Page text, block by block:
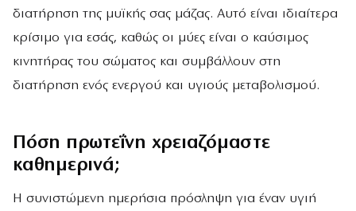
διατήρηση της μυϊκής σας μάζας. Αυτό είναι ιδιαίτερα
κρίσιμο για εσάς, καθώς οι μύες είναι ο καύσιμος
κινητήρας του σώματος και συμβάλλουν στη
διατήρηση ενός ενεργού και υγιούς μεταβολισμού.
Πόση πρωτεΐνη χρειαζόμαστε
καθημερινά;
Η συνιστώμενη ημερήσια πρόσληψη για έναν υγιή